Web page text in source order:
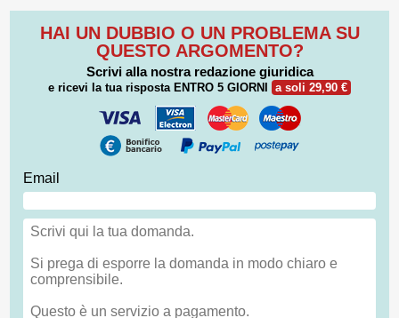
HAI UN DUBBIO O UN PROBLEMA SU
QUESTO ARGOMENTO?
Scrivi alla nostra redazione giuridica
e ricevi la tua risposta ENTRO 5 GIORNI a soli 29,90 €
Email